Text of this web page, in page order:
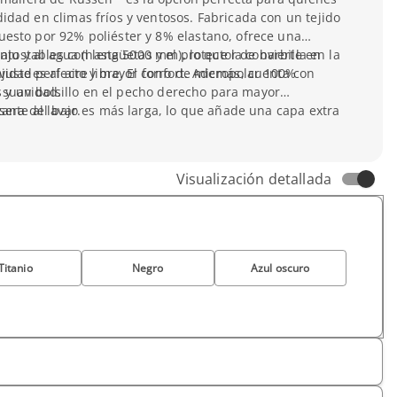
en climas fríos y ventosos. Fabricada con un tejido
por 92% poliéster y 8% elastano, ofrece una
y al agua (hasta 5000 mm), lo que la convierte en
al aire libre. El forro de micropolar 100%
con lengüetas y el protector de barbilla en la
perfecto y mayor confort. Además, cuenta con
un bolsillo en el pecho derecho para mayor
del bajo es más larga, lo que añade una capa extra
varias tallas (de XS a 5XL) y en cinco colores
al lavar.
Visualización detallada
Negro Azul oscuro